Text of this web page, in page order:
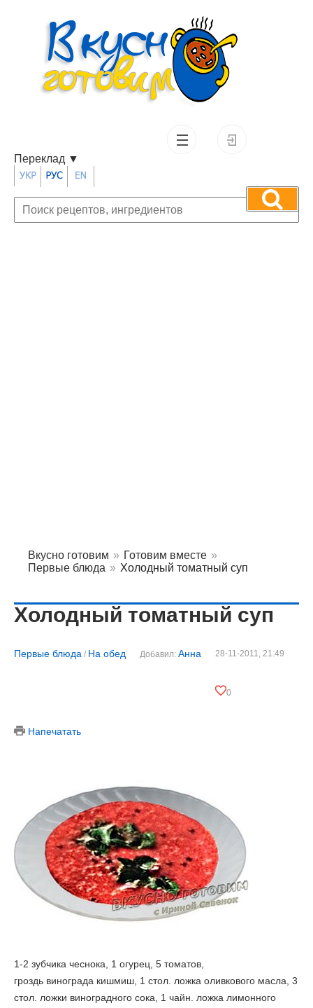
Переклад ▼
Вкусно готовим » Готовим вместе »
Первые блюда » Холодный томатный суп
Холодный томатный суп
Первые блюда / На обед Добавил: Анна 28-11-2011, 21:49
0
Напечатать
1-2 зубчика чеснока, 1 огурец, 5 томатов,
гроздь винограда кишмиш, 1 стол. ложка оливкового масла, 3
стол. ложки виноградного сока, 1 чайн. ложка лимонного